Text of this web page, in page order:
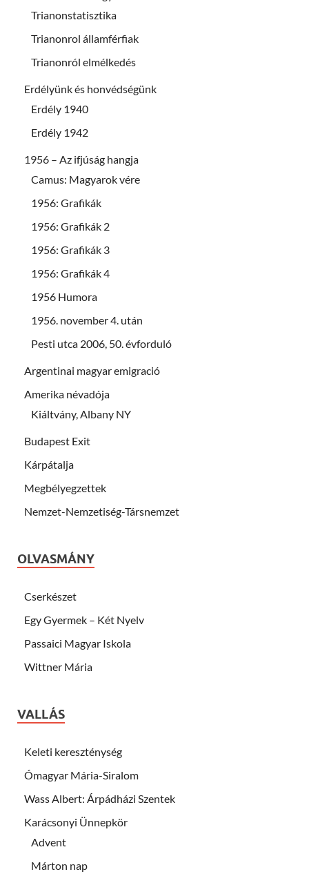
Trianonstatisztika
Trianonrol államférfiak
Trianonról elmélkedés
Erdélyünk és honvédségünk
Erdély 1940
Erdély 1942
1956 – Az ifjúság hangja
Camus: Magyarok vére
1956: Grafikák
1956: Grafikák 2
1956: Grafikák 3
1956: Grafikák 4
1956 Humora
1956. november 4. után
Pesti utca 2006, 50. évforduló
Argentinai magyar emigració
Amerika névadója
Kiáltvány, Albany NY
Budapest Exit
Kárpátalja
Megbélyegzettek
Nemzet-Nemzetiség-Társnemzet
OLVASMÁNY
Cserkészet
Egy Gyermek – Két Nyelv
Passaici Magyar Iskola
Wittner Mária
VALLÁS
Keleti kereszténység
Ómagyar Mária-Siralom
Wass Albert: Árpádházi Szentek
Karácsonyi Ünnepkör
Advent
Márton nap